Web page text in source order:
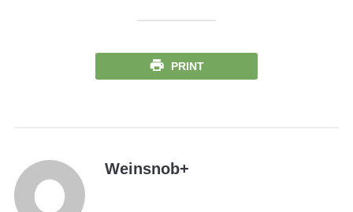
PRINT
Weinsnob+